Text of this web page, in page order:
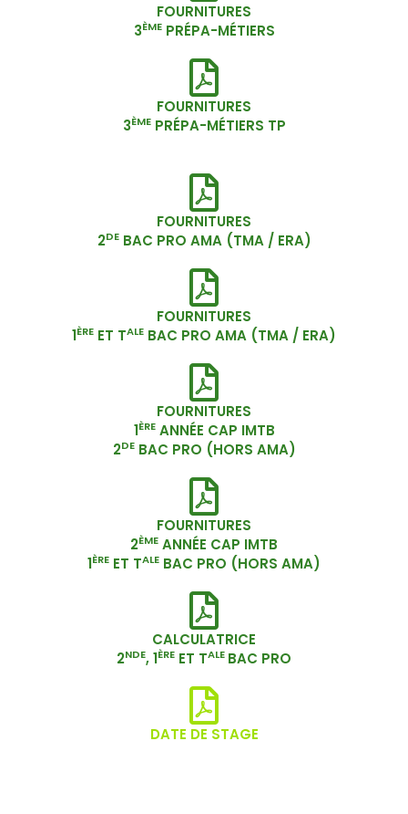
FOURNITURES
3ÈMEPRÉPA-MÉTIERS
FOURNITURES
3ÈMEPRÉPA-MÉTIERS TP
FOURNITURES
2DEBAC PRO AMA (TMA / ERA)
FOURNITURES
1ÈRE ET TALE BAC PRO AMA (TMA / ERA)
FOURNITURES
1ÈREANNÉE CAP IMTB
2DEBAC PRO (HORS AMA)
FOURNITURES
2ÈME ANNÉE CAP IMTB
1ÈRE ET TALE BAC PRO (HORS AMA)
CALCULATRICE
2NDE, 1ÈRE ET TALE BAC PRO
DATE DE STAGE